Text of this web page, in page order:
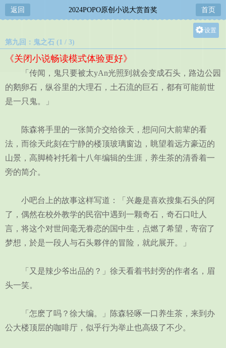
返回 2024POPO原创小说大赏首奖 首页
设置
中
小
第九回：鬼之石 (1 / 3)
《关闭小说畅读模式体验更好》
「传闻，鬼只要被太yAn光照到就会变成石头，路边公园
的鹅卵石，纵谷里的大理石，土石流的巨石，都有可能前世
是一只鬼。」
陈森将手里的一张简介交给徐天，想问问大前辈的看
法，而徐天此刻在宁静的楼顶玻璃窗边，眺望着远方豪迈的
山景，高脚椅衬托着十八年编辑的生涯，养生茶的清香着一
旁的简介。
小吧台上的故事这样写道：「兴趣是喜欢搜集石头的阿
了，偶然在校外教学的民宿中遇到一颗奇石，奇石口吐人
言，将这个对世间毫无眷恋的国中生，点燃了希望，寄宿了
梦想，於是一段人与石头夥伴的冒险，就此展开。」
「又是辣少爷出品的？」徐天看着书封旁的作者名，眉
头一笑。
「怎麽了吗？徐大编。」陈森轻啄一口养生茶，来到办
公大楼顶层的咖啡厅，似乎行为举止也高级了不少。